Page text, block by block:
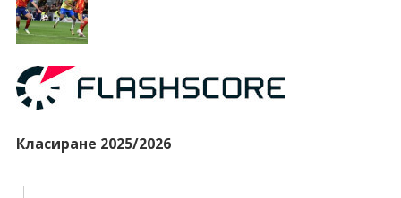
Класиране 2025/2026